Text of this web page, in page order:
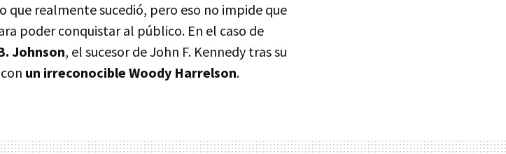
que realmente sucedió, pero eso no impide que
poder conquistar al público. En el caso de
Johnson, el sucesor de John F. Kennedy tras su
un irreconocible Woody Harrelson.